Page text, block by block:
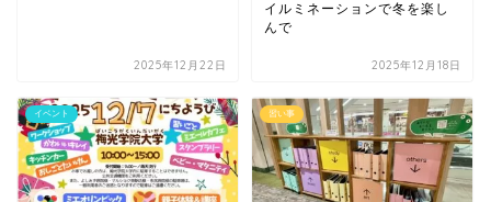
2025年12月22日
イルミネーションで冬を楽し
んで
2025年12月18日
イベント 習い事